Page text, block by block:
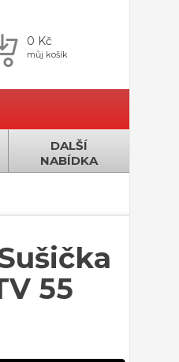
0 Kč
můj košík
DALŠÍ
NABÍDKA
55